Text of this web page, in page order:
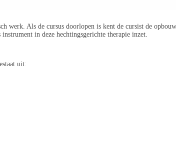
werk. Als de cursus doorlopen is kent de cursist de
in deze hechtingsgerichte therapie inzet.
uit: